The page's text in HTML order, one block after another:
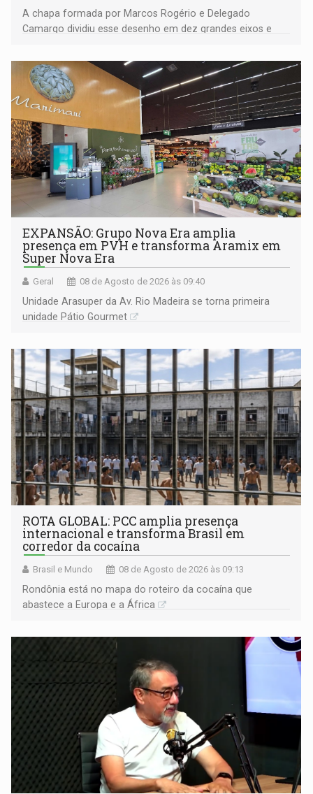
A chapa formada por Marcos Rogério e Delegado
Camargo dividiu esse desenho em dez grandes eixos e
EXPANSÃO: Grupo Nova Era amplia
presença em PVH e transforma Aramix em
Super Nova Era
Geral 08 de Agosto de 2026 às 09:40
Unidade Arasuper da Av. Rio Madeira se torna primeira
unidade Pátio Gourmet
ROTA GLOBAL: PCC amplia presença
internacional e transforma Brasil em
corredor da cocaína
Brasil e Mundo 08 de Agosto de 2026 às 09:13
Rondônia está no mapa do roteiro da cocaína que
abastece a Europa e a África